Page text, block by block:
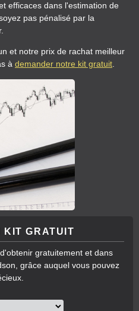
efficaces dans l'estimation de
pas pénalisé par la
et notre prix de rachat meilleur
à demander notre kit gratuit
KIT GRATUIT
gratuitement et dans
grâce auquel vous pouvez